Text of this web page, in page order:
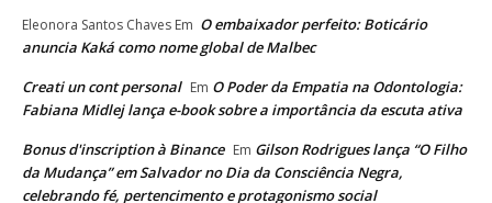
Eleonora Santos Chaves Em O embaixador perfeito: Boticário
anuncia Kaká como nome global de Malbec
Creati un cont personal Em O Poder da Empatia na Odontologia:
Fabiana Midlej lança e-book sobre a importância da escuta ativa
Bonus d'inscription à Binance Em Gilson Rodrigues lança “O Filho
da Mudança” em Salvador no Dia da Consciência Negra,
celebrando fé, pertencimento e protagonismo social